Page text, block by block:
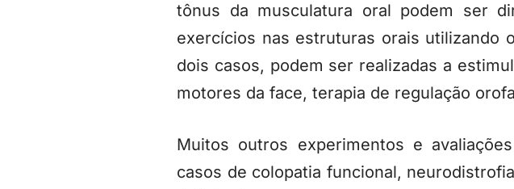
tônus da musculatura oral podem ser
exercícios nas estruturas orais utilizando
dois casos, podem ser realizadas a
motores da face, terapia de regulação
Muitos outros experimentos e
casos de colopatia funcional,